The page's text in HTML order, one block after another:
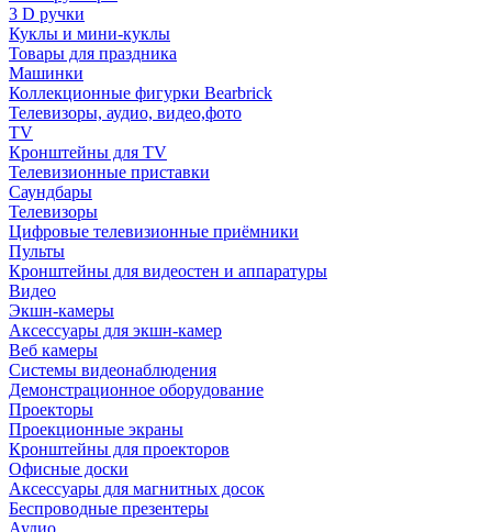
3 D ручки
Куклы и мини-куклы
Товары для праздника
Машинки
Коллекционные фигурки Bearbrick
Телевизоры, аудио, видео,фото
TV
Кронштейны для TV
Телевизионные приставки
Саундбары
Телевизоры
Цифровые телевизионные приёмники
Пульты
Кронштейны для видеостен и аппаратуры
Видео
Экшн-камеры
Аксессуары для экшн-камер
Веб камеры
Системы видеонаблюдения
Демонстрационное оборудование
Проекторы
Проекционные экраны
Кронштейны для проекторов
Офисные доски
Аксессуары для магнитных досок
Беспроводные презентеры
Аудио